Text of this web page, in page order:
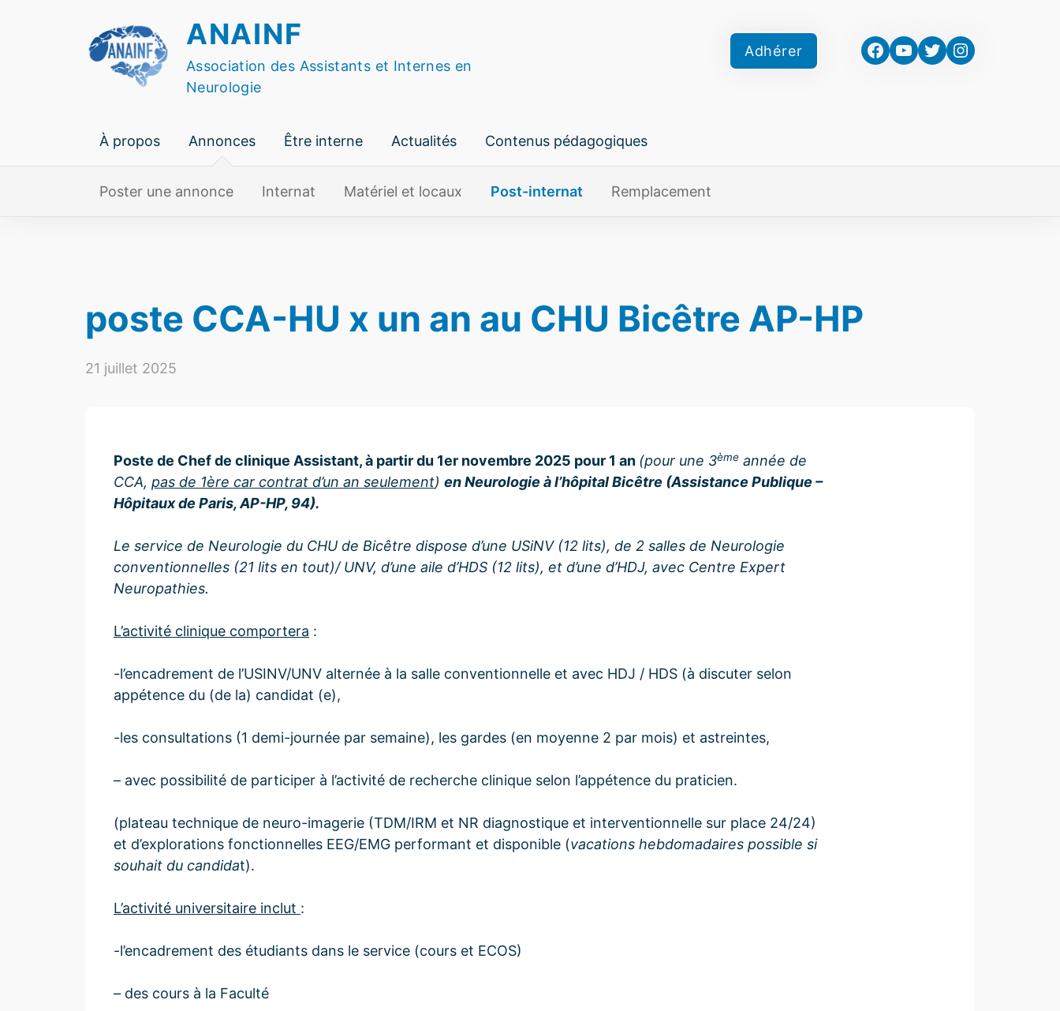
ANAINF
Association des Assistants et Internes en
Neurologie
Adhérer Facebook
YouTube
TwitterInstagram
À propos Annonces Être interne Actualités Contenus pédagogiques
Poster une annonce Internat Matériel et locaux Post-internat Remplacement
poste CCA-HU x un an au CHU Bicêtre AP-HP
21 juillet 2025
Poste de Chef de clinique Assistant, à partir du 1er novembre 2025 pour 1 an (pour une 3ème année de
CCA, pas de 1ère car contrat d’un an seulement) en Neurologie à l’hôpital Bicêtre (Assistance Publique –
Hôpitaux de Paris, AP-HP, 94).
Le service de Neurologie du CHU de Bicêtre dispose d’une USiNV (12 lits), de 2 salles de Neurologie
conventionnelles (21 lits en tout)/ UNV, d’une aile d’HDS (12 lits), et d’une d’HDJ, avec Centre Expert
Neuropathies.
L’activité clinique comportera :
-l’encadrement de l’USINV/UNV alternée à la salle conventionnelle et avec HDJ / HDS (à discuter selon
appétence du (de la) candidat (e),
-les consultations (1 demi-journée par semaine), les gardes (en moyenne 2 par mois) et astreintes,
– avec possibilité de participer à l’activité de recherche clinique selon l’appétence du praticien.
(plateau technique de neuro-imagerie (TDM/IRM et NR diagnostique et interventionnelle sur place 24/24)
et d’explorations fonctionnelles EEG/EMG performant et disponible (vacations hebdomadaires possible si
souhait du candidat).
L’activité universitaire inclut :
-l’encadrement des étudiants dans le service (cours et ECOS)
– des cours à la Faculté